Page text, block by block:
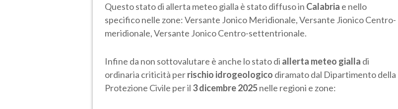
Questo stato di allerta meteo gialla è stato diffuso in Calabria e nello
specifico nelle zone: Versante Jonico Meridionale, Versante Jionico Centro-
meridionale, Versante Jonico Centro-settentrionale.
Infine da non sottovalutare è anche lo stato di allerta meteo gialla di
ordinaria criticità perrischio idrogeologico diramato dal Dipartimento della
Protezione Civile per il 3 dicembre 2025nelle regioni e zone: